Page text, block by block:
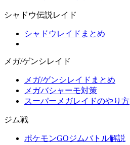
シャドウ伝説レイド
シャドウレイドまとめ
メガ/ゲンシレイド
メガ/ゲンシレイドまとめ
メガバシャーモ対策
スーパーメガレイドのやり方
ジム戦
ポケモンGOジムバトル解説